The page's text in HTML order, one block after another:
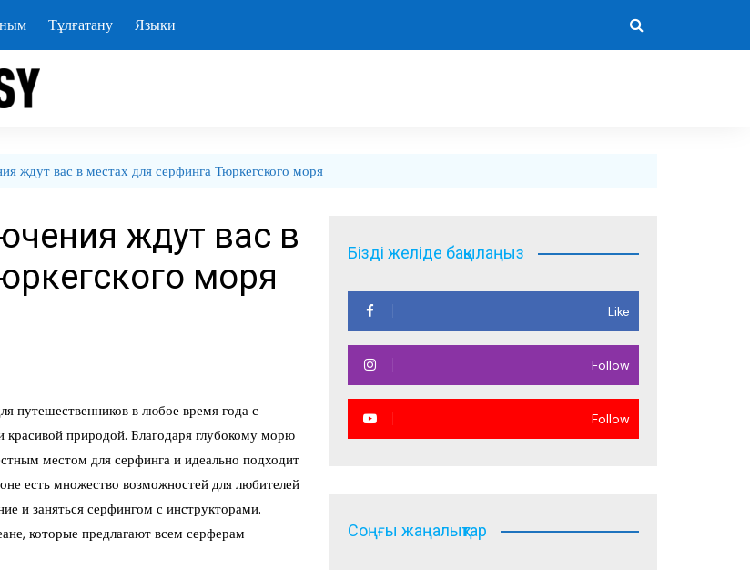
Тұлғатану Языки
ждут вас в местах для серфинга Тюркегского моря
ждут вас в
моря
путешественников в любое время года с
природой. Благодаря глубокому морю
местом для серфинга и идеально подходит
есть множество возможностей для любителей
и заняться серфингом с инструкторами.
которые предлагают всем серферам
Бізді желіде бақылаңыз
Like
Follow
Follow
Соңғы жаңалықтар